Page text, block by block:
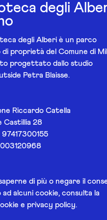
degli
degli Alberi è un parco
di proprietà del Comune di
progettato dallo studio
Petra Blaisse.
Riccardo Catella
Castillia 28
97417300155
di più o negare il
alcuni cookie, consulta la
e privacy policy.